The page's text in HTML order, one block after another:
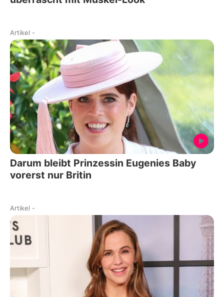
Artikel -
Darum bleibt Prinzessin Eugenies Baby
vorerst nur Britin
Artikel -